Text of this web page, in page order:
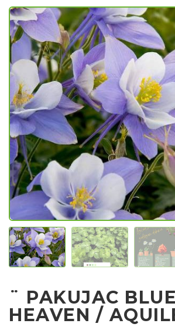
SADNICE
UKRASNO BILJE I TRAJNICE
GRMOVI/DRVEĆE
HIT SEZONE*** VRTNI
UKRASNE TRAVE
HORTENZIJE
LJEKOVITO I ZAČINSKO
VOĆE / BOBIČASTO VOĆE
Sjeme
Sjeme povrća
Rajčice
Chili
Ostalo sjeme
¨ PAKUJAC BLUE
HEAVEN /